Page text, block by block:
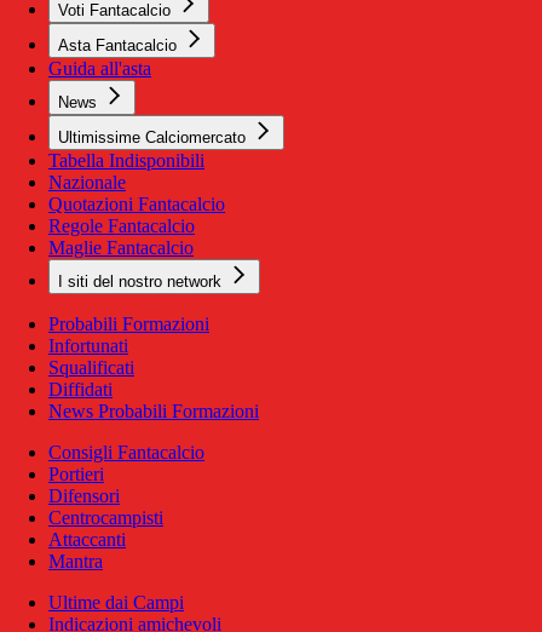
Voti Fantacalcio
Asta Fantacalcio
Guida all'asta
News
Ultimissime Calciomercato
Tabella Indisponibili
Nazionale
Quotazioni Fantacalcio
Regole Fantacalcio
Maglie Fantacalcio
I siti del nostro network
Probabili Formazioni
Infortunati
Squalificati
Diffidati
News Probabili Formazioni
Consigli Fantacalcio
Portieri
Difensori
Centrocampisti
Attaccanti
Mantra
Ultime dai Campi
Indicazioni amichevoli